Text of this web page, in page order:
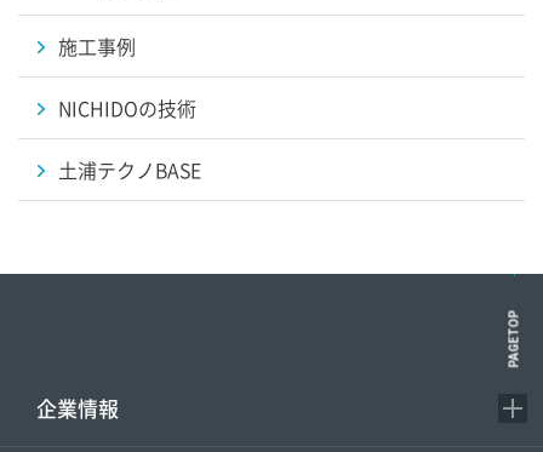
施工事例
NICHIDOの技術
土浦テクノBASE
PAGETOP
企業情報